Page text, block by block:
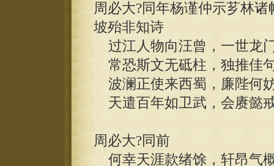
周必大?同年杨谨仲示芗林
坡殆非知诗
过江人物向汪曾，一世龙
常恐斯文无砥柱，独推佳
波澜正使来西蜀，廉陛何
天遣百年如卫武，会赓懿
周必大?同前
何幸天涯款绪馀，轩昂气